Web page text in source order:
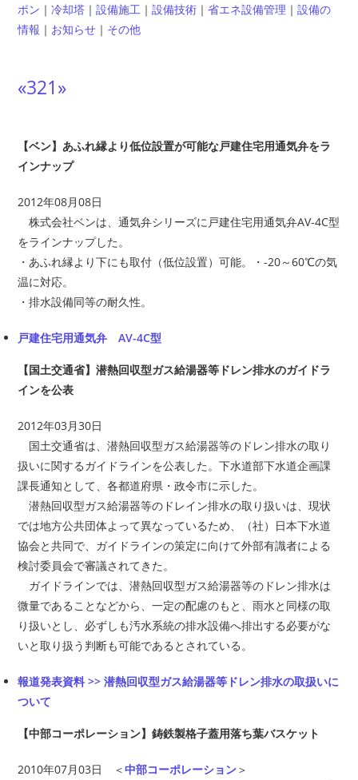
ポン ｜冷却塔 ｜設備施工 ｜設備技術 ｜省エネ設備管理 ｜設備の
情報 ｜ お知らせ ｜ その他
«321»
【ベン】あふれ縁より低位設置が可能な戸建住宅用通気弁をラ
インナップ
2012年08月08日
株式会社ベンは、通気弁シリーズに戸建住宅用通気弁AV-4C型
をラインナップした。
・あふれ縁より下にも取付（低位設置）可能。・-20～60℃の気
温に対応。
・排水設備同等の耐久性。
戸建住宅用通気弁 AV-4C型
【国土交通省】潜熱回収型ガス給湯器等ドレン排水のガイドラ
インを公表
2012年03月30日
国土交通省は、潜熱回収型ガス給湯器等のドレン排水の取り
扱いに関するガイドラインを公表した。下水道部下水道企画課
課長通知として、各都道府県・政令市に示した。
潜熱回収型ガス給湯器等のドレイン排水の取り扱いは、現状
では地方公共団体よって異なっているため、（社）日本下水道
協会と共同で、ガイドラインの策定に向けて外部有識者による
検討委員会で審議されてきた。
ガイドラインでは、潜熱回収型ガス給湯器等のドレン排水は
微量であることなどから、一定の配慮のもと、雨水と同様の取
り扱いとし、必ずしも汚水系統の排水設備へ排出する必要がな
いと取り扱う判断も可能であるとされている。
報道発表資料 >> 潜熱回収型ガス給湯器等ドレン排水の取扱いに
ついて
【中部コーポレーション】鋳鉄製格子蓋用落ち葉バスケット
2010年07月03日 ＜中部コーポレーション＞